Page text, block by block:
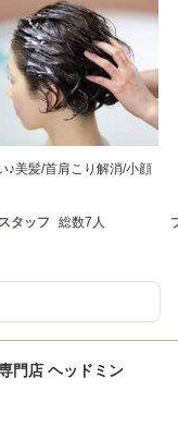
♪美髪/首肩こり解消/小顔
スタッフ 総数7人
門店 ヘッドミン